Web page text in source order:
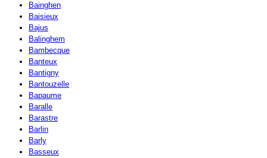
Bainghen
Baisieux
Bajus
Balinghem
Bambecque
Banteux
Bantigny
Bantouzelle
Bapaume
Baralle
Barastre
Barlin
Barly
Basseux